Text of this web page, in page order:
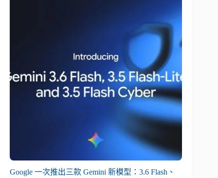
Google 一次推出三款 Gemini 新模型：3.6 Flash、